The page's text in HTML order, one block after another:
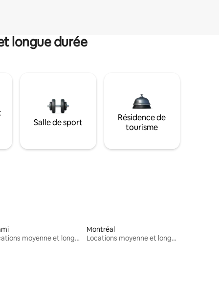
longue durée
Salle de sport
Résidence de
tourisme
Locations moyenne et longue durée
Montréal
Locations moyenne et longue durée